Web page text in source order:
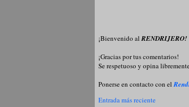
¡Bienvenido alRENDRIJERO!
¡Gracias por tus comentarios!
Se respetuoso y opina
Ponerse en contacto con el
Entrada más reciente